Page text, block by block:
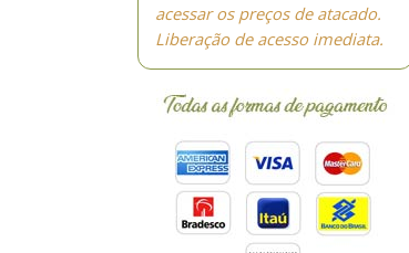
acessar os preços de atacado.
Liberação de acesso imediata.